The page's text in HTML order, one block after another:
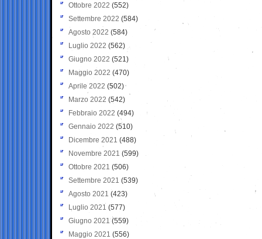
Ottobre 2022 (552)
Settembre 2022 (584)
Agosto 2022 (584)
Luglio 2022 (562)
Giugno 2022 (521)
Maggio 2022 (470)
Aprile 2022 (502)
Marzo 2022 (542)
Febbraio 2022 (494)
Gennaio 2022 (510)
Dicembre 2021 (488)
Novembre 2021 (599)
Ottobre 2021 (506)
Settembre 2021 (539)
Agosto 2021 (423)
Luglio 2021 (577)
Giugno 2021(559)
Maggio 2021 (556)